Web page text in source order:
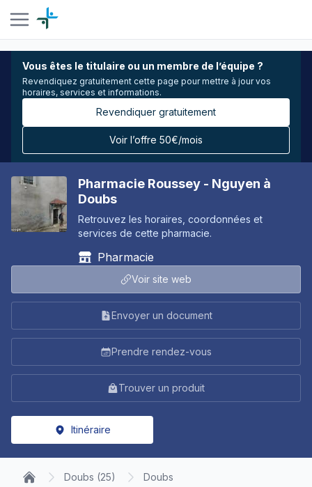
Vous êtes le titulaire ou un membre de l’équipe ?
Revendiquez gratuitement cette page pour mettre à jour vos
horaires, services et informations.
Revendiquer gratuitement
Voir l’offre 50€/mois
Pharmacie Roussey - Nguyen à
Doubs
Retrouvez les horaires, coordonnées et
services de cette pharmacie.
Pharmacie
Voir site web
Envoyer un document
Prendre rendez-vous
Trouver un produit
Itinéraire
Doubs (25) Doubs